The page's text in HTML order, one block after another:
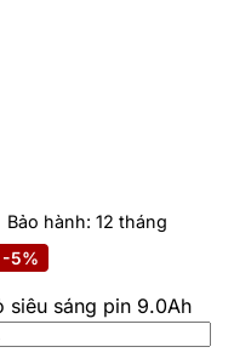
Bảo hành: 12 tháng
-5%
siêu sáng pin 9.0Ah